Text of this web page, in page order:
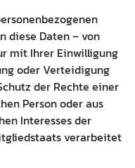
diese Daten – von
mit Ihrer Einwilligung
oder Verteidigung
der Rechte einer
Person oder aus
Interesses der
verarbeitet